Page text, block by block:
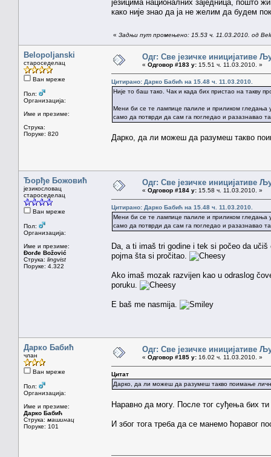
језицима националних заједница, пошто
како није знао да ја не желим да будем
« Задњи пут промењено: 15.53 ч. 11.03.2010. од
Belopoljanski
староседелац
Ван мреже
Пол:
Организација:
Име и презиме:
Струка:
Поруке: 820
Одг: Све језичке иницијативе
« Одговор #183 у: 15.51 ч. 11.03.2010. »
Цитирано: Дарко Бабић на 15.48 ч. 11.03.2010.
Није то баш тако. Чак и када бих пристао на такву
Мени би се те лампице палиле и приликом гледања
само да потврди да сам га погледао и разазнавао
Дарко, да ли можеш да разумеш такво
Ђорђе Божовић
језикословац
староседелац
Ван мреже
Пол:
Организација:
Име и презиме:
Đorđe Božović
Струка: lingvist
Поруке: 4.322
Одг: Све језичке иницијативе
« Одговор #184 у: 15.58 ч. 11.03.2010. »
Цитирано: Дарко Бабић на 15.48 ч. 11.03.2010.
Мени би се те лампице палиле и приликом гледања
само да потврди да сам га погледао и разазнавао
Da, a ti imaš tri godine i tek si počeo da
pojma šta si pročitao.
Ako imaš mozak razvijen kao u odraslog
poruku.
E baš me nasmija.
Дарко Бабић
члан
Ван мреже
Пол:
Организација:
Име и презиме:
Дарко Бабић
Струка: машинац
Поруке: 101
Одг: Све језичке иницијативе
« Одговор #185 у: 16.02 ч. 11.03.2010. »
Цитат
Дарко, да ли можеш да разумеш такво поимање
Наравно да могу. После тог суђења бих
И због тога треба да се манемо ћоравог